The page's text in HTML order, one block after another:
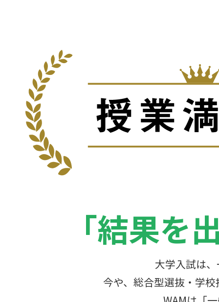
「結果を
大学入試は
今や、総合型選抜・学